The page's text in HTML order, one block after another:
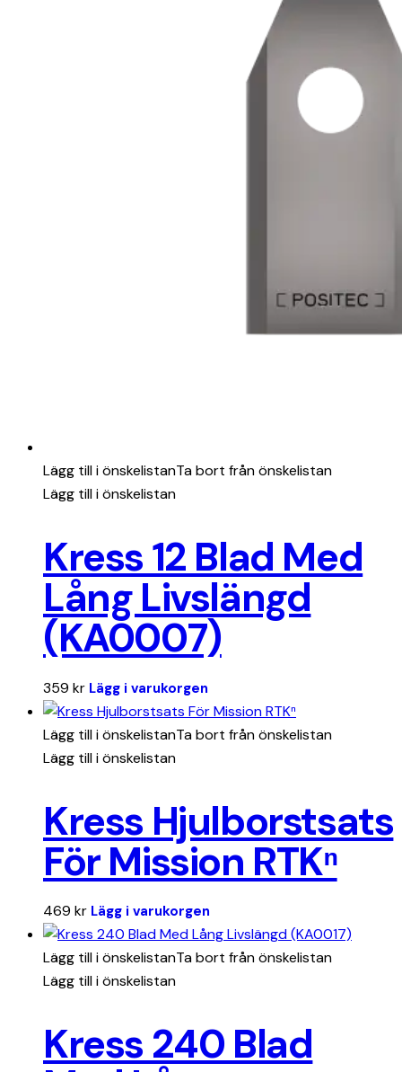
Lägg till i önskelistanTa bort från önskelistan
Lägg till i önskelistan
Kress 12 Blad Med
Lång Livslängd
(KA0007)
359 kr Lägg i varukorgen
Lägg till i önskelistanTa bort från önskelistan
Lägg till i önskelistan
Kress Hjulborstsats
För Mission RTKⁿ
469 kr Lägg i varukorgen
Lägg till i önskelistanTa bort från önskelistan
Lägg till i önskelistan
Kress 240 Blad